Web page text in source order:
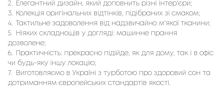
2.
Елегантний дизайн, який доповнить різні інтер'єри;
3.
Колекція оригінальних відтінків, підібраних зі смаком;
4.
Тактильне задоволення від надзвичайно м'якої тканини;
5.
Ніяких складнощів у догляді: машинне прання
дозволене;
6.
Практичність: прекрасно підійде, як для дому, так і в офіс
чи будь-яку іншу локацію;
7.
Виготовляємо в Україні з турботою про здоровий сон та
дотриманням європейських стандартів якості.